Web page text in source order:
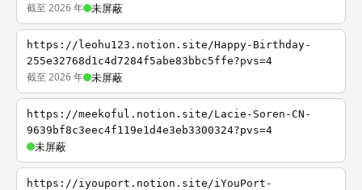
截至 2026 年 未屏蔽
https://leohu123.notion.site/Happy-Birthday-
255e32768d1c4d7284f5abe83bbc5ffe?pvs=4
截至 2026 年 未屏蔽
https://meekoful.notion.site/Lacie-Soren-CN-
9639bf8c3eec4f119e1d4e3eb3300324?pvs=4
未屏蔽
https://iyouport.notion.site/iYouPort-